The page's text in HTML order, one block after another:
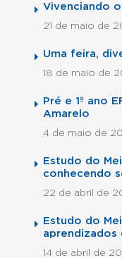
Vivenciando
21 de maio de
Uma feira,
18 de maio de
Pré e 1º ano
Amarelo
4 de maio de
Estudo do
conhecendo
22 de abril de
Estudo do
aprendizados
14 de abril de